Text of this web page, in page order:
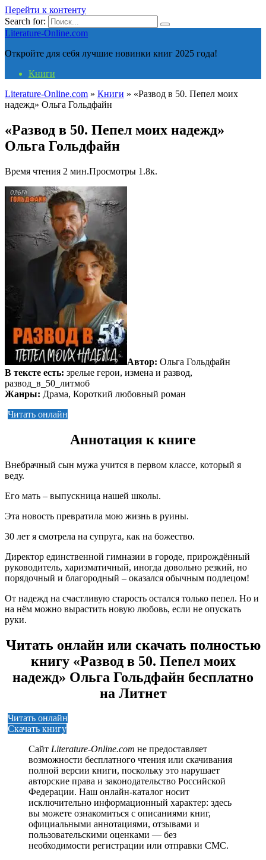
Перейти к контенту
Search for:
Literature-Online.com
Откройте для себя лучшие новинки книг 2025 года!
Книги
Literature-Online.com » Книги » «Развод в 50. Пепел моих
надежд» Ольга Гольдфайн
«Развод в 50. Пепел моих надежд»
Ольга Гольдфайн
Время чтения 2 мин.Просмотры 1.8к.
Автор: Ольга Гольдфайн
В тексте есть: зрелые герои, измена и развод,
развод_в_50_литмоб
Жанры: Драма, Короткий любовный роман
Читать онлайн
Аннотация к книге
Внебрачный сын мужа учится в первом классе, который я
веду.
Его мать – выпускница нашей школы.
Эта новость превратила мою жизнь в руины.
30 лет я смотрела на супруга, как на божество.
Директор единственной гимназии в городе, прирождённый
руководитель, харизматичный, иногда довольно резкий, но
порядочный и благородный – оказался обычным подлецом!
От надежд на счастливую старость остался только пепел. Но и
на нём можно вырастить новую любовь, если не опускать
руки.
Читать онлайн или скачать полностью
книгу «Развод в 50. Пепел моих
надежд» Ольга Гольдфайн бесплатно
на Литнет
Читать онлайн
Скачать книгу
Сайт Literature-Online.com не предоставляет
возможности бесплатного чтения или скачивания
полной версии книги, поскольку это нарушает
авторские права и законодательство Российской
Федерации. Наш онлайн-каталог носит
исключительно информационный характер: здесь
вы можете ознакомиться с описаниями книг,
официальными аннотациями, отзывами и
пользовательскими оценками — без
необходимости регистрации или отправки СМС.